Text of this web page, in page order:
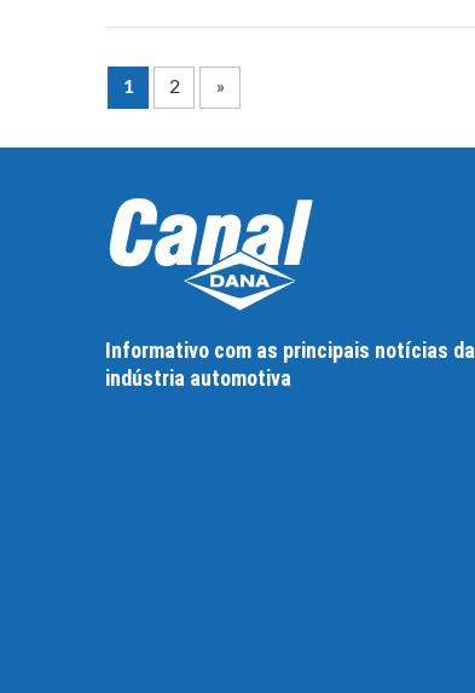
1 2 »
Informativo com as principais notícias da
indústria automotiva